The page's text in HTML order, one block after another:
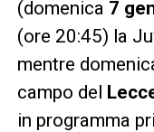
(domenica 7
(ore 20:45) la
mentre
campo del
in programma